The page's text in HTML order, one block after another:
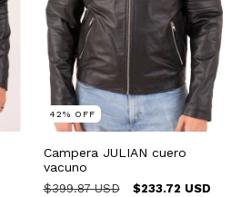
42% OFF
Campera JULIAN cuero
vacuno
$399.87 USD $233.72 USD